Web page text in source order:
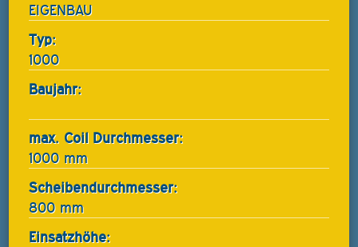
EIGENBAU
Typ:
1000
Baujahr:
max. Coil Durchmesser:
1000 mm
Scheibendurchmesser:
800 mm
Einsatzhöhe: